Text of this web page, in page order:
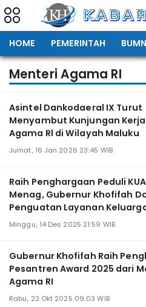
HOME PEMERINTAH BUMN
Menteri Agama RI
Asintel Dankodaeral IX Turut
Menyambut Kunjungan
Agama Rl di Wilayah Maluku
Jumat, 16 Jan 2026 23:45 WIB
Raih Penghargaan Peduli
Menag, Gubernur Khofifah
Penguatan Layanan
Minggu, 14 Des 2025 21:59 WIB
Gubernur Khofifah Raih
Pesantren Award 2025 dari
Agama RI
Rabu, 22 Okt 2025 09:03 WIB